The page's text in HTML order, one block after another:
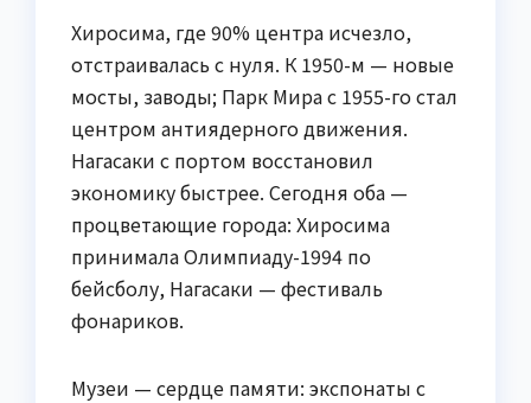
Хиросима, где 90% центра исчезло,
отстраивалась с нуля. К 1950-м — новые
мосты, заводы; Парк Мира с 1955-го стал
центром антиядерного движения.
Нагасаки с портом восстановил
экономику быстрее. Сегодня оба —
процветающие города: Хиросима
принимала Олимпиаду-1994 по
бейсболу, Нагасаки — фестиваль
фонариков.
Музеи — сердце памяти: экспонаты с